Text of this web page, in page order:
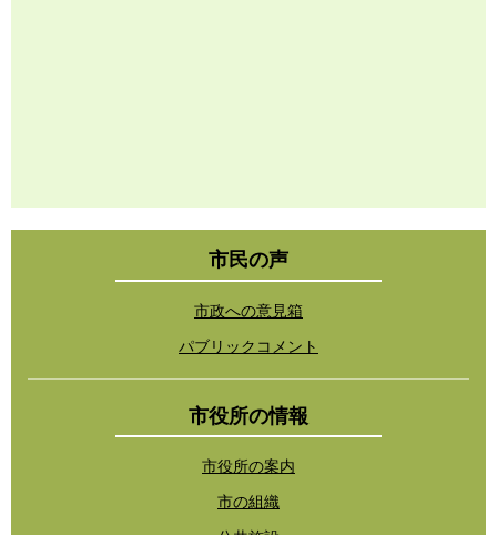
市民の声
市政への意見箱
パブリックコメント
市役所の情報
市役所の案内
市の組織